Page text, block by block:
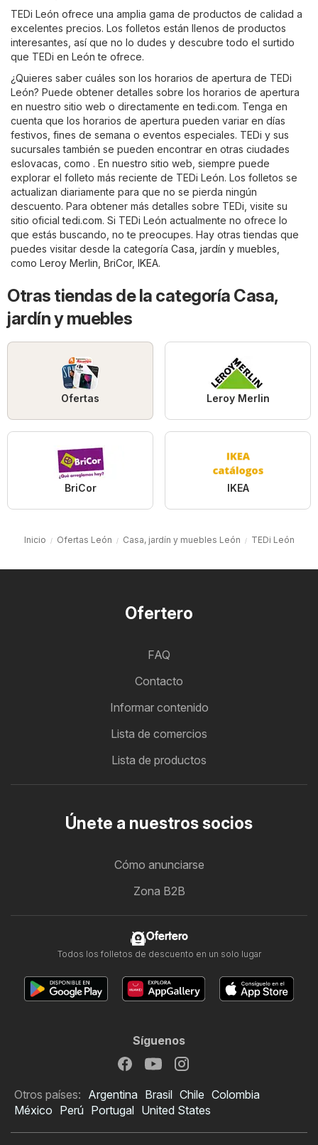
TEDi León ofrece una amplia gama de productos de calidad a
excelentes precios. Los folletos están llenos de productos
interesantes, así que no lo dudes y descubre todo el surtido
que TEDi en León te ofrece.
¿Quieres saber cuáles son los horarios de apertura de TEDi
León? Puede obtener detalles sobre los horarios de apertura
en nuestro sitio web o directamente entedi.com. Tenga en
cuenta que los horarios de apertura pueden variar en días
festivos, fines de semana o eventos especiales. TEDi y sus
sucursales también se pueden encontrar en otras ciudades
eslovacas, como . En nuestro sitio web, siempre puede
explorar el folleto más reciente de TEDi León. Los folletos se
actualizan diariamente para que no se pierda ningún
descuento. Para obtener más detalles sobre TEDi, visite su
sitio oficialtedi.com. Si TEDi León actualmente no ofrece lo
que estás buscando, no te preocupes. Hay otras tiendas que
puedes visitar desde la categoría Casa, jardín y muebles
como Leroy Merlin BriCor, IKEA.
Otras tiendas de la categoría Casa,
jardín y muebles
Ofertas Leroy Merlin
BriCor IKEA
Inicio Ofertas León Casa, jardín y muebles León TEDi León
Ofertero
FAQ
Contacto
Informar contenido
Lista de comercios
Lista de productos
Únete a nuestros socios
Cómo anunciarse
Zona B2B
Ofertero
Todos los folletos de descuento en un solo lugar
Síguenos
Otros países: Argentina Brasil Chile Colombia
México Perú Portugal United States